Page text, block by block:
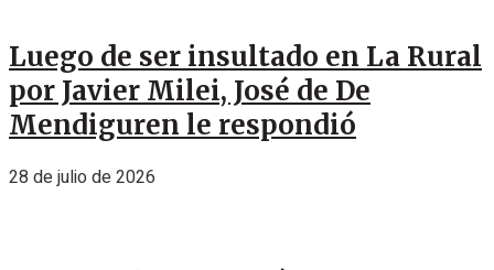
Luego de ser insultado en La Rural
por Javier Milei, José de De
Mendiguren le respondió
28 de julio de 2026